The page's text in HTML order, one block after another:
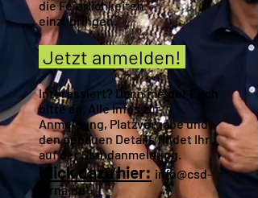
die Feierlichkeiten
einzubringen.
Jetzt anmelden!
Interessiert? Dann meldet Euch
bitte an. Alle Infos zur
Anmeldung, Platzvergabe und
den genauen Details findet Ihr
auf der Standanmeldung.
Klick dazu hier: info@csd-
pirna.de